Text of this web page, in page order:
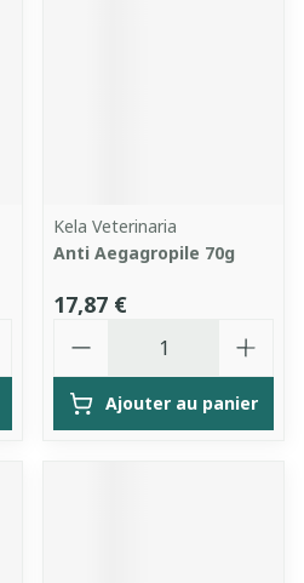
Kela Veterinaria
Anti Aegagropile 70g
17,87 €
Ajouter au panier